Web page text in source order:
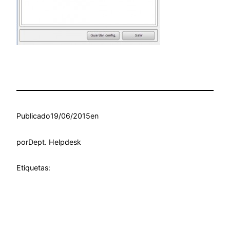
Publicado19/06/2015en
porDept. Helpdesk
Etiquetas: